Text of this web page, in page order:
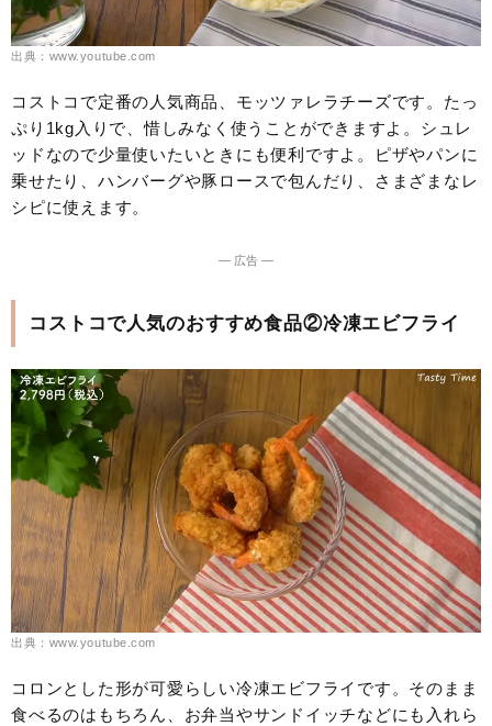
出典：www.youtube.com
コストコで定番の人気商品、モッツァレラチーズです。たっ
ぷり1kg入りで、惜しみなく使うことができますよ。シュレ
ッドなので少量使いたいときにも便利ですよ。ピザやパンに
乗せたり、ハンバーグや豚ロースで包んだり、さまざまなレ
シピに使えます。
― 広告 ―
コストコで人気のおすすめ食品②冷凍エビフライ
出典：www.youtube.com
コロンとした形が可愛らしい冷凍エビフライです。そのまま
食べるのはもちろん、お弁当やサンドイッチなどにも入れら